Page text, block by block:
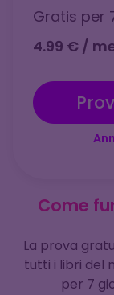
Gratis per
4.99 € /
Come
La prova
tutti i libri del
per 7